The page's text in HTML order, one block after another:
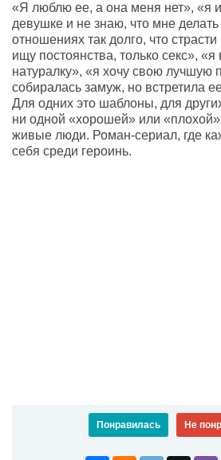
«Я люблю ее, а она меня нет», «я
девушке и не знаю, что мне
отношениях так долго, что
ищу постоянства, только секс»,
натуралку», «я хочу свою лучшую
собиралась замуж, но встретила
Для одних это шаблоны, для
ни одной «хорошей» или
живые люди. Роман-сериал, где
себя среди героинь.
Понравилась Не